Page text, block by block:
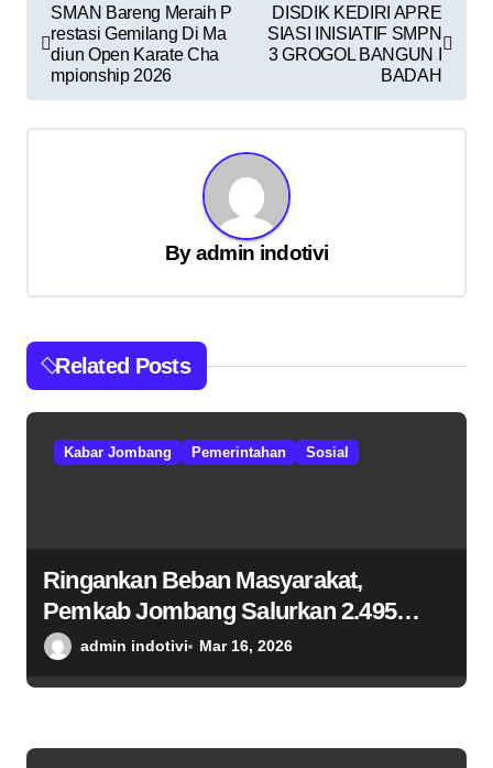
p
SMAN Bareng Meraih P
restasi Gemilang Di Ma
diun Open Karate Cha
mpionship 2026
DISDIK KEDIRI APRE
SIASI INISIATIF SMPN
3 GROGOL BANGUN I
BADAH
Byadmin indotivi
Related Posts
Kabar Jombang Pemerintahan Sosial
Ringankan Beban Masyarakat,
Pemkab Jombang Salurkan 2.495
Bansos PPKS dan PSKS di Lapangan
admin indotivi Mar 16, 2026